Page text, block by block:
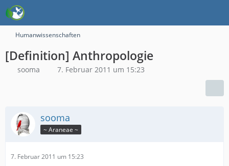
Humanwissenschaften
[Definition] Anthropologie
sooma 7. Februar 2011 um 15:23
sooma
~ Araneae ~
7. Februar 2011 um 15:23